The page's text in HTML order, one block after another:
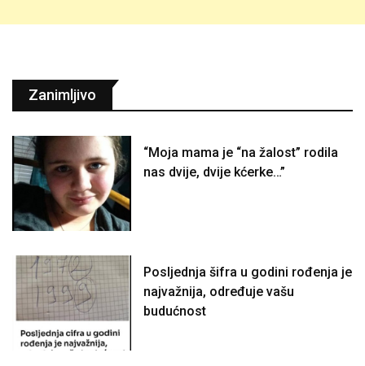
Zanimljivo
“Moja mama je “na žalost” rodila
nas dvije, dvije kćerke…”
Posljednja šifra u godini rođenja je
najvažnija, određuje vašu
budućnost